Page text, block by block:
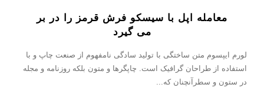
معامله اپل با سیسکو فرش قرمز را در بر
می گیرد
لورم ایپسوم متن ساختگی با تولید سادگی نامفهوم از صنعت چاپ و با
استفاده از طراحان گرافیک است. چاپگرها و متون بلکه روزنامه و مجله
در ستون و سطرآنچنان که...